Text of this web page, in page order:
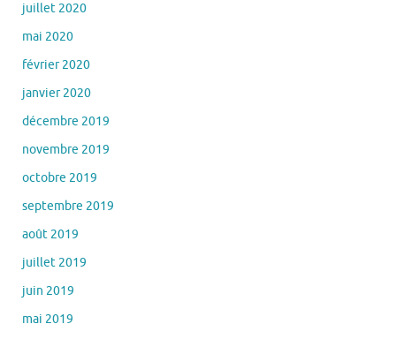
juillet 2020
mai 2020
février 2020
janvier 2020
décembre 2019
novembre 2019
octobre 2019
septembre 2019
août 2019
juillet 2019
juin 2019
mai 2019